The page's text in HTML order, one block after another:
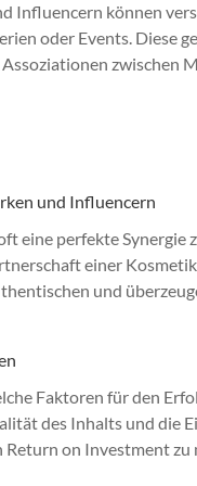
Influencern können
oder Events. Diese
zwischen
und Influencern
eine perfekte
einer
und
Faktoren für den
des Inhalts und die
on Investment zu